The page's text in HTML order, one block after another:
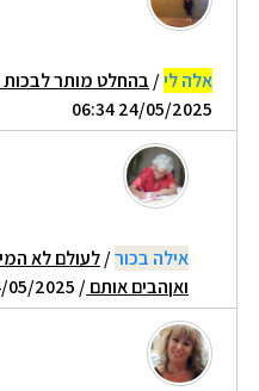
אלה לי/ בהחלט מותר
24/05/2025 06:34
אילה בכור/לעולם לא
ואןהבים אותם/ 24/05/2025 11:22